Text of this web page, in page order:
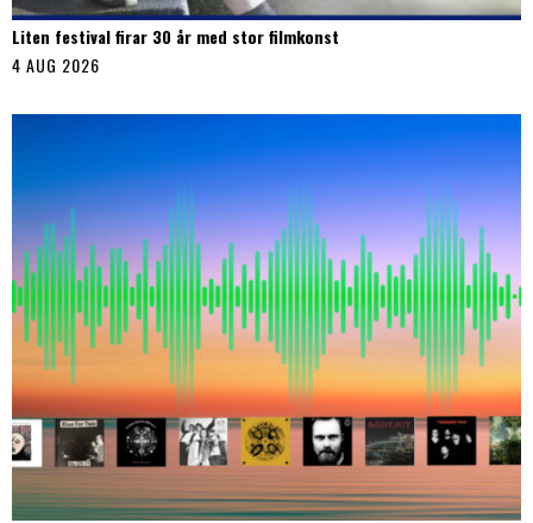
Liten festival firar 30 år med stor filmkonst
4 AUG 2026